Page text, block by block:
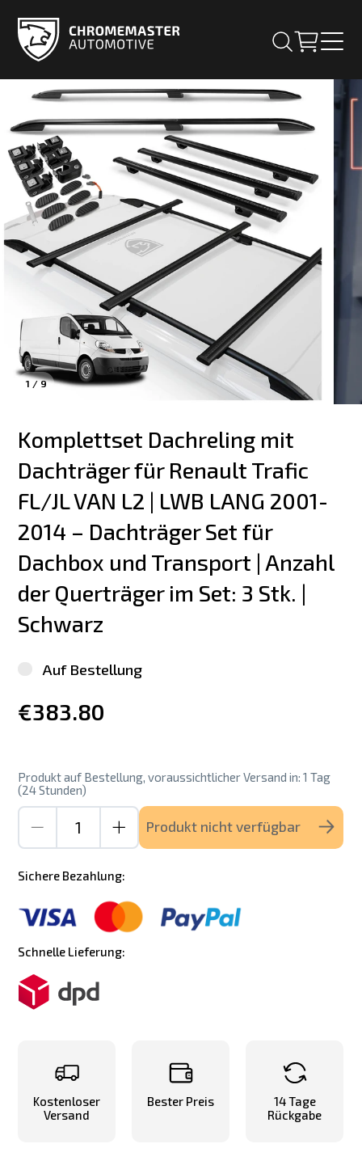
1 /9
Komplettset Dachreling mit
Dachträger für Renault Trafic
FL/JL VAN L2 | LWB LANG 2001-
2014 – Dachträger Set für
Dachbox und Transport | Anzahl
der Querträger im Set: 3 Stk. |
Schwarz
Auf Bestellung
€383.80
Produkt auf Bestellung, voraussichtlicher Versand in: 1 Tag
(24 Stunden)
Produkt nicht verfügbar
Sichere Bezahlung:
Schnelle Lieferung:
Kostenloser
Versand
Bester Preis
14 Tage
Rückgabe